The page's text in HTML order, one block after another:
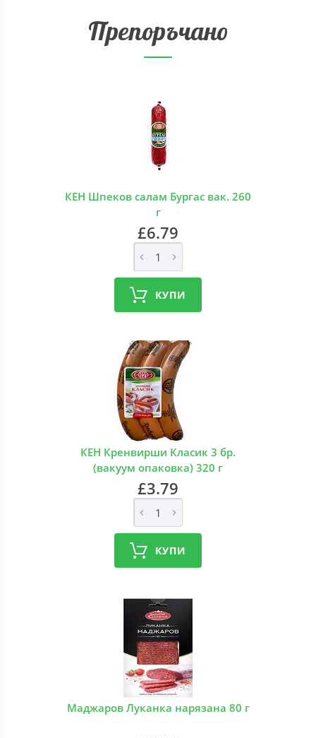
Препоръчано
КЕН Шпеков салам Бургас вак. 260
г
£6.79
КУПИ
КЕН Кренвирши Класик 3 бр.
(вакуум опаковка) 320 г
£3.79
КУПИ
Маджаров Луканка нарязана 80 г